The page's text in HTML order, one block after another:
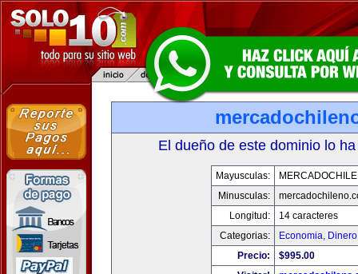
El dueño de este dominio lo
Mayusculas:
Minusculas:
Longitud:
14 caracteres
Categorias:
Economia,
Precio:
$995.00